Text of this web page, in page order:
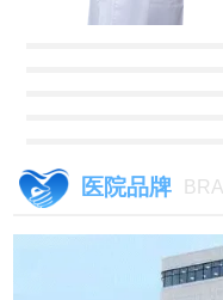
医院品牌